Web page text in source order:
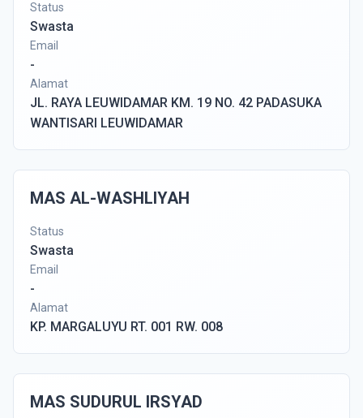
Status
Swasta
Email
-
Alamat
JL. RAYA LEUWIDAMAR KM. 19 NO. 42 PADASUKA
WANTISARI LEUWIDAMAR
MAS AL-WASHLIYAH
Status
Swasta
Email
-
Alamat
KP. MARGALUYU RT. 001 RW. 008
MAS SUDURUL IRSYAD